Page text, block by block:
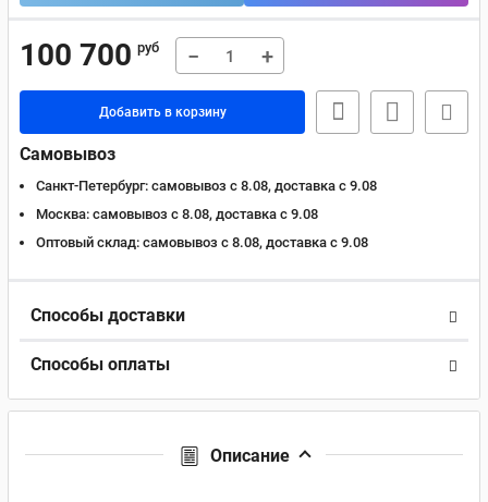
100 700 руб − +
Добавить в корзину
Самовывоз
Санкт-Петербург: самовывоз с 8.08, доставка c 9.08
Москва: самовывоз с 8.08, доставка c 9.08
Оптовый склад: самовывоз с 8.08, доставка c 9.08
Способы доставки
Способы оплаты
Описание